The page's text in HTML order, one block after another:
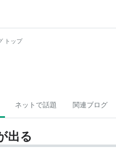
トップ
ネットで話題 関連ブログ
出る